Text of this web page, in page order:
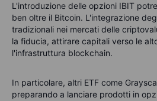
L'introduzione delle opzioni IBIT
ben oltre il Bitcoin. L'integrazione
tradizionali nei mercati delle
la fiducia, attirare capitali verso le
l'infrastruttura blockchain.
In particolare, altri ETF come
preparando a lanciare prodotti in